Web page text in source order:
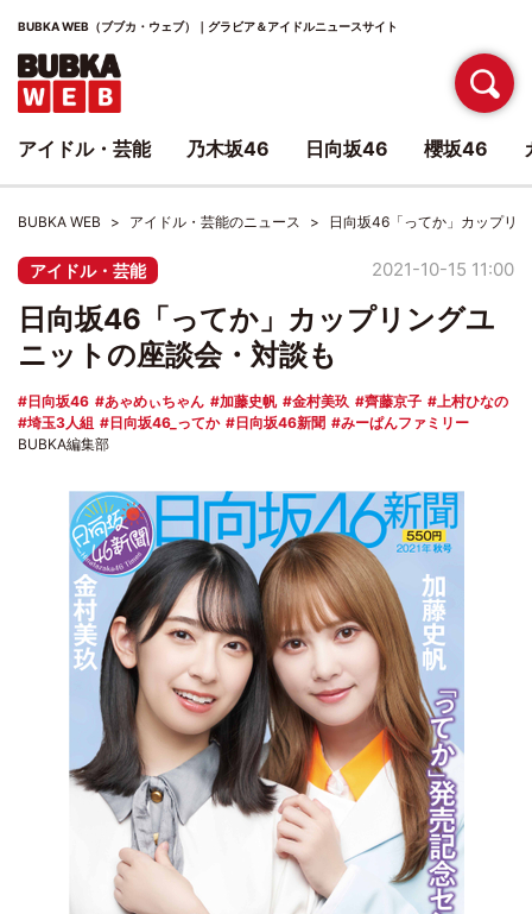
BUBKA WEB（ブブカ・ウェブ）｜グラビア＆アイドルニュースサイト
BUBKA WEB アイドル・芸能のニュース 日向坂46「ってか」カップリ
アイドル・芸能 2021-10-15 11:00
日向坂46「ってか」カップリングユ
ニットの座談会・対談も
日向坂46 あゃめぃちゃん 加藤史帆 金村美玖 齊藤京子
上村ひなの
埼玉3人組
日向坂46_ってか 日向坂46新聞
みーぱんファミリー
BUBKA編集部
アイドル・芸能 乃木坂46 日向坂46 櫻坂46